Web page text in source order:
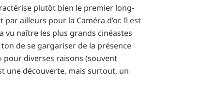
plutôt bien le premier long-
ailleurs pour la Caméra d’or. Il est
naître les plus grands cinéastes
de se gargariser de la présence
pour diverses raisons (souvent
une découverte, mais surtout, un